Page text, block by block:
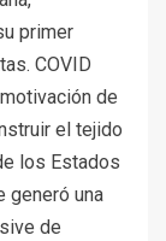
primer
COVID
de
el tejido
los Estados
generó una
de